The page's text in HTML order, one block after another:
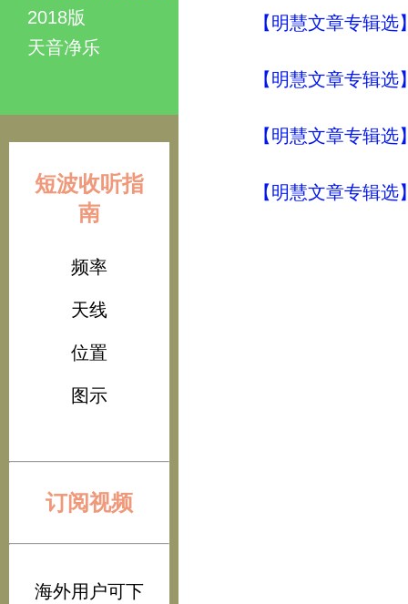
2018版
天音净乐
短波收听指
南
频率
天线
位置
图示
订阅视频
海外用户可下
【明慧文章专辑
【明慧文章专辑
【明慧文章专辑
【明慧文章专辑